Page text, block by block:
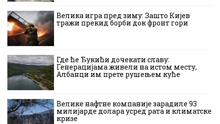
Велика игра пред зиму: Зашто Кијев
тражи прекид борби док фронт гори
Где ће Ђукићи дочекати славу:
Генерацијама живели на истом месту,
Албанци им прете рушењем куће
Велике нафтне компаније зарадиле 93
милијарде долара усред рата и климатске
кризе